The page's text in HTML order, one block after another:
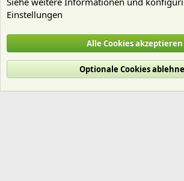
Cookies
Deutsch (Du)
Nutzungsbedingungen
Datenschutz Hilfe
R
Einstellungen
Alle Cookies akzeptieren
Optionale Cookies